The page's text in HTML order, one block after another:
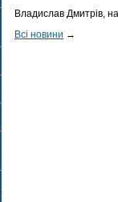
Владислав Дмитрів,
Всі новини →